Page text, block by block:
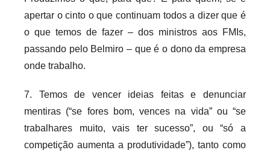
apertar o cinto o que continuam todos a dizer que é
o que temos de fazer – dos ministros aos FMIs,
passando pelo Belmiro – que é o dono da empresa
onde trabalho.
7. Temos de vencer ideias feitas e denunciar
mentiras (“se fores bom, vences na vida” ou “se
trabalhares muito, vais ter sucesso”, ou “só a
competição aumenta a produtividade”), tanto como